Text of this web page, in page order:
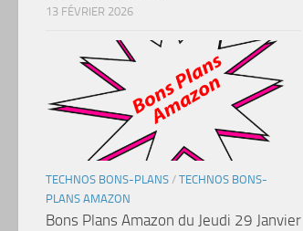
13 FÉVRIER 2026
TECHNOS BONS-PLANS / TECHNOS BONS-
PLANS AMAZON
Bons Plans Amazon du Jeudi 29 Janvier